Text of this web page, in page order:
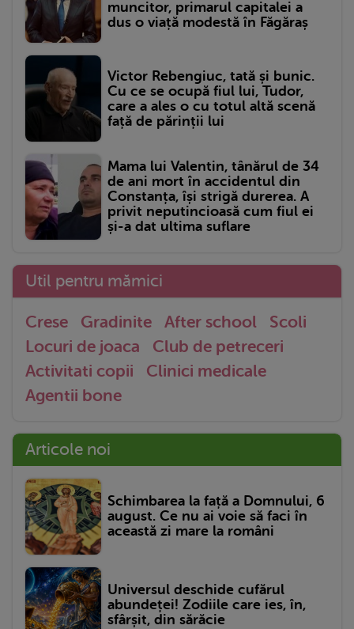
muncitor, primarul capitalei a
dus o viață modestă în Făgăraș
Victor Rebengiuc, tată și bunic.
Cu ce se ocupă fiul lui, Tudor,
care a ales o cu totul altă scenă
față de părinții lui
Mama lui Valentin, tânărul de 34
de ani mort în accidentul din
Constanța, își strigă durerea. A
privit neputincioasă cum fiul ei
și-a dat ultima suflare
Util pentru mămici
Crese Gradinite After school
Scoli
Locuri de joaca
Club de petreceri
Activitati copii
Clinici medicale
Agentii bone
Articole noi
Schimbarea la față a Domnului, 6
august. Ce nu ai voie să faci în
această zi mare la români
Universul deschide cufărul
abundeței! Zodiile care ies, în,
sfârșit, din sărăcie